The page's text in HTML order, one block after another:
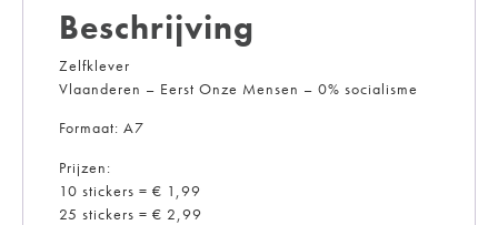
Beschrijving
Zelfklever
Vlaanderen – Eerst Onze Mensen – 0% socialisme
Formaat: A7
Prijzen:
10 stickers = € 1,99
25 stickers = € 2,99